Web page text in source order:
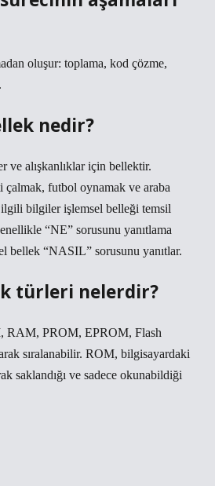
oluşur: toplama, kod çözme,
nedir?
ve alışkanlıklar için bellektir.
futbol oynamak ve araba
bilgiler işlemsel belleği temsil
“NE” sorusunu yanıtlama
bellek “NASIL” sorusunu yanıtlar.
türleri nelerdir?
RAM, PROM, EPROM, Flash
sıralanabilir. ROM, bilgisayardaki
saklandığı ve sadece okunabildiği